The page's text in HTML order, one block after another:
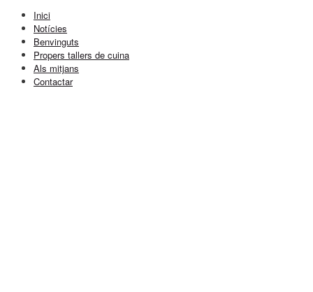
Inici
Notícies
Benvinguts
Propers tallers de cuina
Als mitjans
Contactar